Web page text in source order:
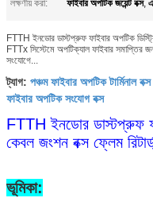
লক্ষণীয় করা:
,
FTTH ইনডোর ডাস্টপ্রুফ ফাইবার অপটিক
FTTx সিস্টেমে অপটিক্যাল ফাইবার সমাপ্তির
সংযোগে...
ট্যাগ: পঞ্চম ফাইবার অপটিক টার্মিনাল বক্স
ফাইবার অপটিক সংযোগ বক্স
FTTH ইনডোর ডাস্টপ্রুফ
কেবল জংশন বক্স ফ্লেম
ভূমিকা: